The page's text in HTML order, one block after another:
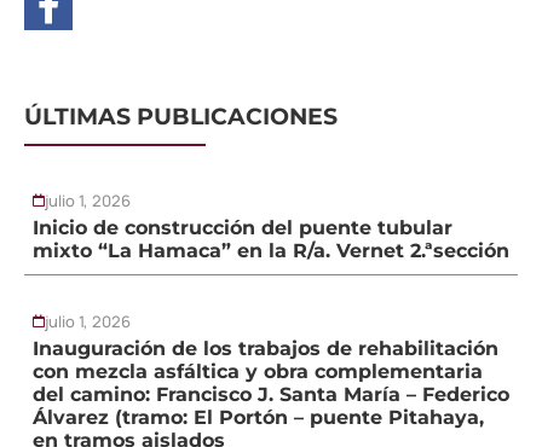
ÚLTIMAS PUBLICACIONES
julio 1, 2026
Inicio de construcción del puente tubular
mixto “La Hamaca” en la R/a. Vernet 2.ªsección
julio 1, 2026
Inauguración de los trabajos de rehabilitación
con mezcla asfáltica y obra complementaria
del camino: Francisco J. Santa María – Federico
Álvarez (tramo: El Portón – puente Pitahaya,
en tramos aislados